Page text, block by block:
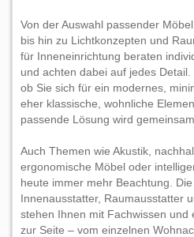
Von der Auswahl passender
bis hin zu Lichtkonzepten und
für Inneneinrichtung beraten
und achten dabei auf jedes Detail.
ob Sie sich für ein modernes,
eher klassische, wohnliche
passende Lösung wird
Auch Themen wie Akustik,
ergonomische Möbel oder
heute immer mehr Beachtung.
Innenausstatter, Raumausstatter
stehen Ihnen mit Fachwissen und
zur Seite – vom einzelnen